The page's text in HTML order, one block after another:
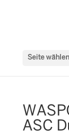
Seite wählen
ASC